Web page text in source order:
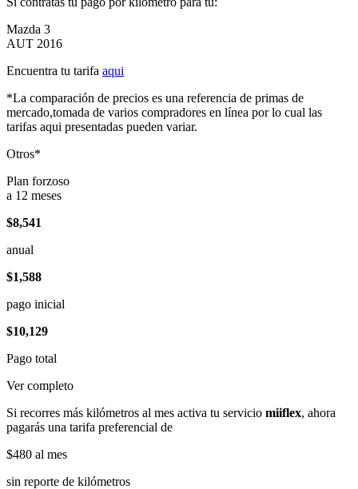
Mazda 3
AUT 2016
Encuentra tu tarifa aqui
*La comparación de precios es una referencia de primas de
mercado,tomada de varios compradores en línea por lo cual las
tarifas aqui presentadas pueden variar.
Otros*
Plan forzoso
a 12 meses
$8,541
anual
$1,588
pago inicial
$10,129
Pago total
Ver completo
Si recorres más kilómetros al mes activa tu servicio miiflex, ahora
pagarás una tarifa preferencial de
$480 al mes
sin reporte de kilómetros